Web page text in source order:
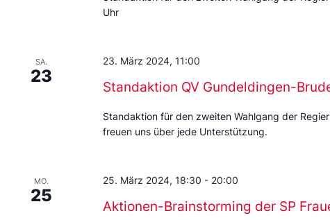
Uhr
SA.
23
Standaktion QV Gundeldingen-
23. März 2024, 11:00
Standaktion für den zweiten Wahlgang der
freuen uns über jede Unterstützung.
MO.
25
Aktionen-Brainstorming der SP
25. März 2024, 18:30 - 20:00